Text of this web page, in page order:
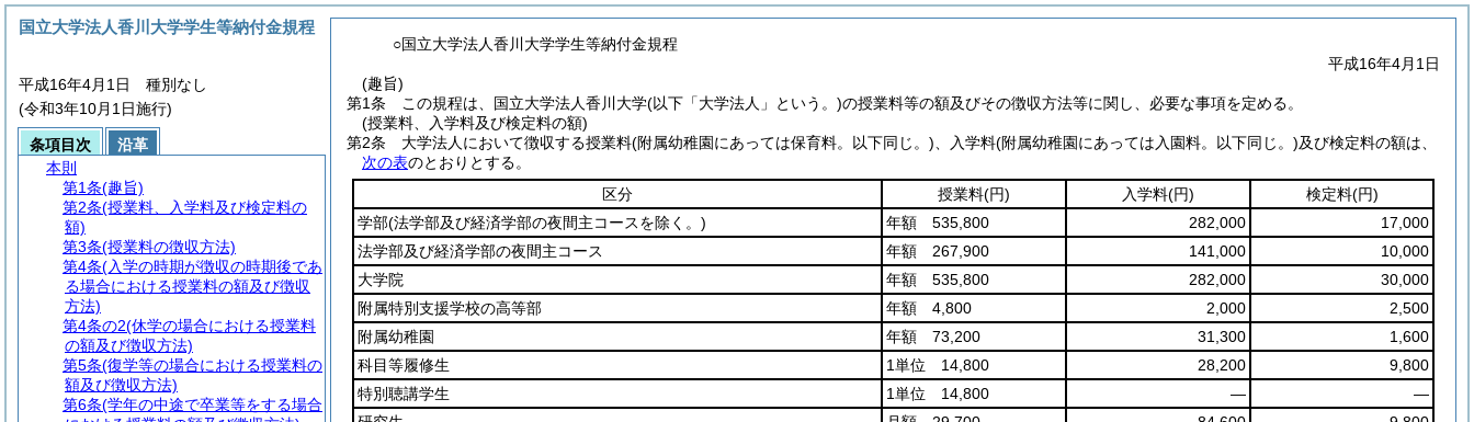
○国立大学法人香川大学学生等納付金規程
平成16年4月1日
(趣旨)
第1条
この規程は、国立大学法人香川大学(以下「大学法人」という。)の授業料等の額及びその徴収方法等に関し、必要な事項を定める。
(授業料、入学料及び検定料の額)
第2条
大学法人において徴収する授業料(附属幼稚園にあっては保育料。以下同じ。) 、入学料(附属幼稚園にあっては入園料。以下同じ。)及び検定料の額は、
次の表のとおりとする。
区分
授業料(円) 入学料(円) 検定料(円)
学部(法学部及び経済学部の夜間主コースを除く。) 年額 535,800 282,000
17,000
法学部及び経済学部の夜間主コース
年額 267,900 141,000
10,000
大学院
年額 535,800 282,000
30,000
附属特別支援学校の高等部
年額 4,800 2,000
2,500
附属幼稚園
年額 73,200 31,300
1,600
科目等履修生
1単位 14,800 28,200
9,800
特別聴講学生
1単位 14,800 ―
―
国立大学法人香川大学学生等納付金規程
平成16年4月1日 種別なし
(令和3年10月1日施行)
条項目次
沿革
本則
第1条(趣旨)
第2条(授業料、入学料及び検定料の
額)
第3条(授業料の徴収方法)
第4条(入学の時期が徴収の時期後であ
る場合における授業料の額及び徴収
方法)
第4条の2(休学の場合における授業料
の額及び徴収方法)
第5条(復学等の場合における授業料の
額及び徴収方法)
第6条(学年の中途で卒業等をする場合